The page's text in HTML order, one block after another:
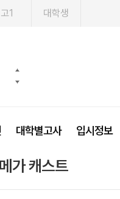
고1 대학생
대학별고사 입시정보
메가 캐스트